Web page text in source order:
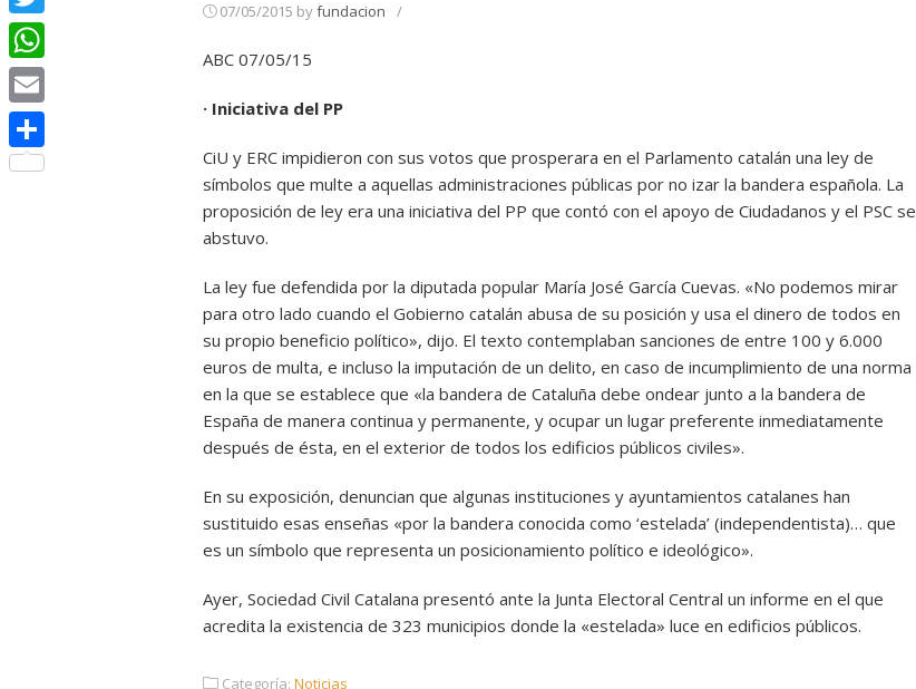
07/05/2015 byfundacion /
ABC 07/05/15
· Iniciativa del PP
CiU y ERC impidieron con sus votos que prosperara en el Parlamento catalán una ley de
símbolos que multe a aquellas administraciones públicas por no izar la bandera española. La
proposición de ley era una iniciativa del PP que contó con el apoyo de Ciudadanos y el PSC se
abstuvo.
La ley fue defendida por la diputada popular María José García Cuevas. «No podemos mirar
para otro lado cuando el Gobierno catalán abusa de su posición y usa el dinero de todos en
su propio beneficio político», dijo. El texto contemplaban sanciones de entre 100 y 6.000
euros de multa, e incluso la imputación de un delito, en caso de incumplimiento de una norma
en la que se establece que «la bandera de Cataluña debe ondear junto a la bandera de
España de manera continua y permanente, y ocupar un lugar preferente inmediatamente
después de ésta, en el exterior de todos los edificios públicos civiles».
En su exposición, denuncian que algunas instituciones y ayuntamientos catalanes han
sustituido esas enseñas «por la bandera conocida como ‘estelada’ (independentista)… que
es un símbolo que representa un posicionamiento político e ideológico».
Ayer, Sociedad Civil Catalana presentó ante la Junta Electoral Central un informe en el que
acredita la existencia de 323 municipios donde la «estelada» luce en edificios públicos.
Categoría: Noticias
Twitter
WhatsApp
Email
Compartir